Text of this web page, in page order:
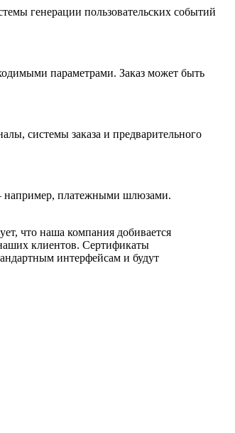
генерации пользовательских событий
параметрами. Заказ может быть
системы заказа и предварительного
– например, платежными шлюзами.
что наша компания добивается
клиентов. Сертификаты
интерфейсам и будут